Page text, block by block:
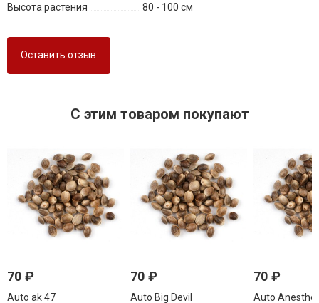
Высота растения
80 - 100 см
Оставить отзыв
C этим товаром покупают
70 ₽
Auto ak 47
70 ₽
Auto Big Devil
70 ₽
Auto